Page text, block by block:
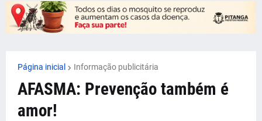
Página inicial Informação publicitária
AFASMA: Prevenção também é
amor!